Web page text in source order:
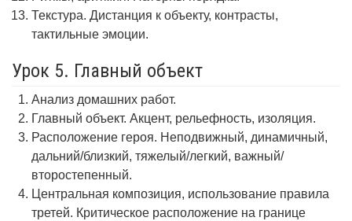
Текстура. Дистанция к объекту, контрасты,
тактильные эмоции.
Урок 5. Главный объект
Анализ домашних работ.
Главный объект. Акцент, рельефность, изоляция.
Расположение героя. Неподвижный, динамичный,
дальний/близкий, тяжелый/легкий, важный/
второстепенный.
Центральная композиция, использование правила
третей. Критическое расположение на границе